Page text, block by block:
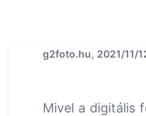
g2foto.hu, 2021/11/
Mivel a digitális